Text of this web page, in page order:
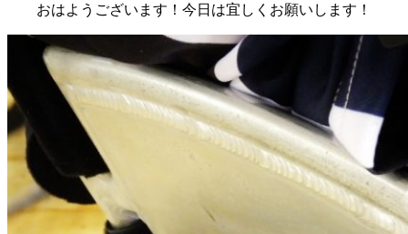
おはようございます！今日は宜しくお願いします！